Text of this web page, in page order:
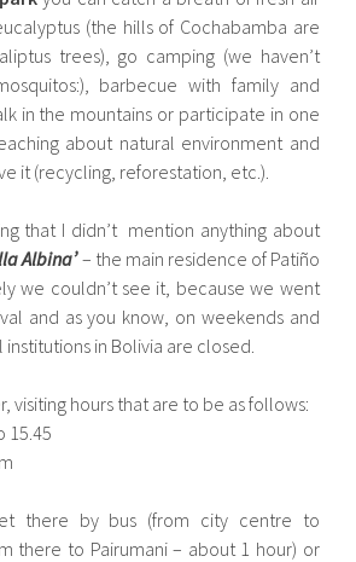
(the hills of Cochabamba are
trees), go camping (we haven’t
barbecue with family and
in the mountains or participate in one
about natural environment and
it (recycling, reforestation, etc.).
that I didn’t mention anything about
Albina’– the main residence of Patiño
we couldn’t see it, because we went
and as you know, on weekends and
in Bolivia are closed.
visiting hours that are to be as follows:
15.45
there by bus (from city centre to
there to Pairumani – about 1 hour) or